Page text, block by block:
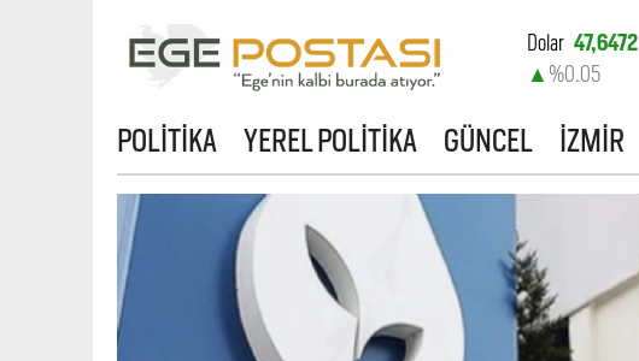
Dolar 47,6472
▲ %0.05
%0.7
POLİTİKA YEREL POLİTİKA GÜNCEL İZMİR